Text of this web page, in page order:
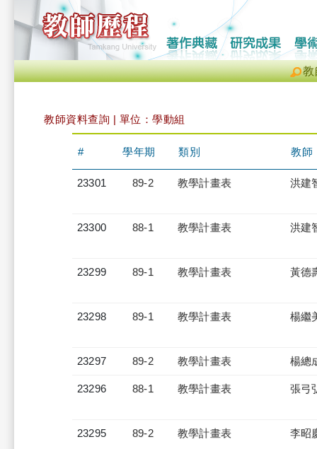
教
教師資料查詢 | 單位：學動組
# 學年期 類別 教師
23301 89-2 教學計畫表 洪建
23300 88-1 教學計畫表 洪建
23299 89-1 教學計畫表 黃德
23298 89-1 教學計畫表 楊繼
23297 89-2 教學計畫表 楊總
23296 88-1 教學計畫表 張弓
23295 89-2 教學計畫表 李昭